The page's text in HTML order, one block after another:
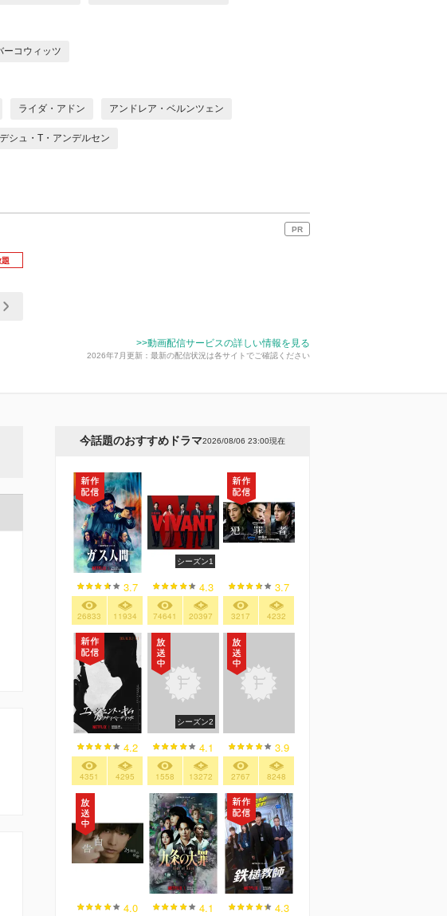
ーコウィッツ
ライダ・アドン アンドレア・ベルンツェン
シュ・T・アンデルセン
PR
題
>>動画配信サービスの詳しい情報を見る
2026年7月更新：最新の配信状況は各サイトでご確認ください
今話題のおすすめドラマ2026/08/06 23:00現在
3.7
26833 11934
シーズン1
4.3
74641 20397
3.7
3217 4232
4.2
4351 4295
シーズン2
4.1
1558 13272
3.9
2767 8248
4.0 4.1 4.3